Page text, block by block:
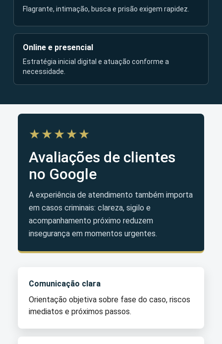
Flagrante, intimação, busca e prisão exigem rapidez.
Online e presencial
Estratégia inicial digital e atuação conforme a
necessidade.
★★★★★
Avaliações de clientes
no Google
A experiência de atendimento também importa
em casos criminais: clareza, sigilo e
acompanhamento próximo reduzem
insegurança em momentos urgentes.
Comunicação clara
Orientação objetiva sobre fase do caso, riscos
imediatos e próximos passos.